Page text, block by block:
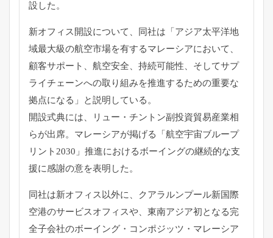
設した。
新オフィス開設について、同社は「 アジア太平洋地
域最大級の航空市場を有するマレーシアにおいて、
顧客サポート、航空安全、持続可能性、 そしてサプ
ライチェーンへの取り組みを推進するための重要な
拠点になる」と説明している。
開設式典には、リュー・チントン副投資貿易産業相
らが出席。 マレーシアが掲げる「航空宇宙ブループ
リント2030」 推進におけるボーイングの継続的な支
援に感謝の意を表明した。
同社は新オフィス以外に、
クアラルンプール新国際
空港のサービスオフィスや、 東南アジア初となる完
全子会社のボーイング・コンポジッツ・ マレーシア